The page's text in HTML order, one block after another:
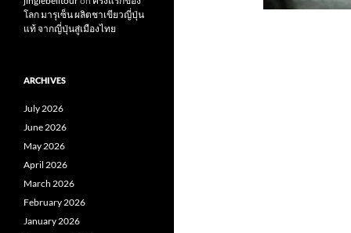
โลก มารุเซ็น ผลิตชาเขียวญี่ปุ่น
แท้ จากญี่ปุ่นสู่เมืองไทย
ARCHIVES
July 2026
June 2026
May 2026
April 2026
March 2026
February 2026
January 2026